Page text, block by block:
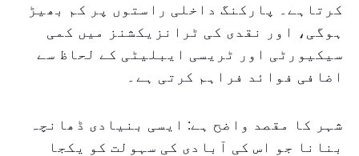
کرتاہے۔ پارکنگ داخلی راستوں پر کم بھیڑ
ہوگی، اور نقدی کی ٹرانزیکشنز میں کمی
سیکیورٹی اور ٹریسی ایبلیٹی کے لحاظ سے
اضافی فوائد فراہم کرتی ہے۔
شہر کا مقصد واضح ہے: ایسی بنیادی ڈھانچہ
بنانا جو اس کی آبادی کی سہولت کو یکجا